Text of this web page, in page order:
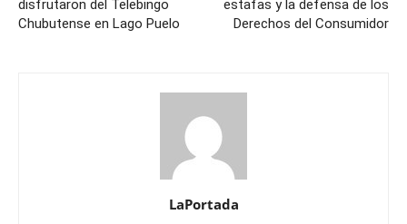
disfrutaron del Telebingo
Chubutense en Lago Puelo
estafas y la defensa de los
Derechos del Consumidor
LaPortada